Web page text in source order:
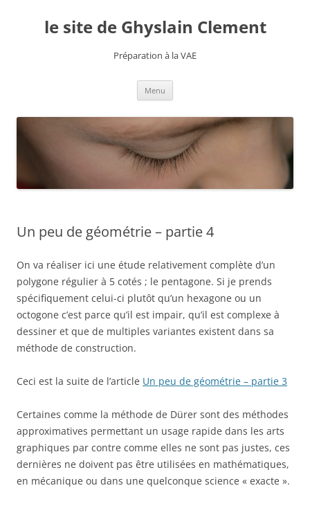
le site de Ghyslain Clement
Préparation à la VAE
Menu
Un peu de géométrie – partie 4
On va réaliser ici une étude relativement complète d’un
polygone régulier à 5 cotés ; le pentagone. Si je prends
spécifiquement celui-ci plutôt qu’un hexagone ou un
octogone c’est parce qu’il est impair, qu’il est complexe à
dessiner et que de multiples variantes existent dans sa
méthode de construction.
Ceci est la suite de l’article Un peu de géométrie – partie 3
Certaines comme la méthode de Dürer sont des méthodes
approximatives permettant un usage rapide dans les arts
graphiques par contre comme elles ne sont pas justes, ces
dernières ne doivent pas être utilisées en mathématiques,
en mécanique ou dans une quelconque science « exacte ».